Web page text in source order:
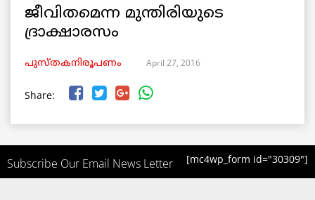
ജീവിതമെന്ന മുന്തിരിയുടെ
ദ്രാക്ഷാരസം
പുസ്തകനിരൂപണം April 27, 2016
Share:
Subscribe Our Email News Letter [mc4wp_form id="30309"]